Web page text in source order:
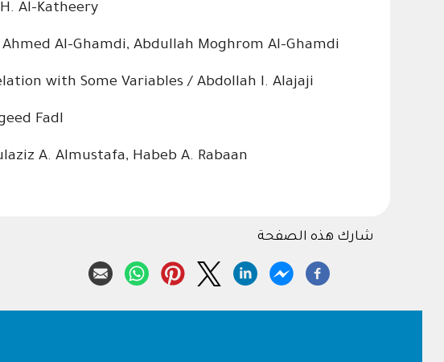
Al-Katheery
Al-Ghamdi, Abdullah Moghrom Al-Ghamdi
with Some Variables / Abdollah I. Alajaji
Fadl
A. Almustafa, Habeb A. Rabaan
شارك هذه الصفحة